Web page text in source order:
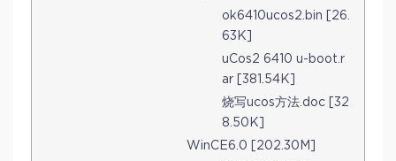
ok6410ucos2.bin [26.
63K]
uCos2 6410 u-boot.r
ar [381.54K]
烧写ucos方法.doc [32
8.50K]
WinCE6.0 [202.30M]